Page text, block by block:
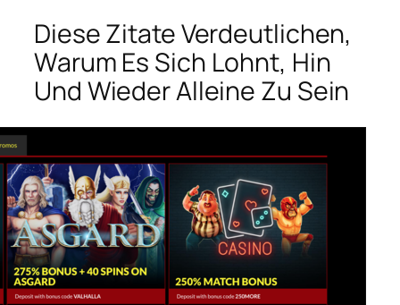
Diese Zitate Verdeutlichen,
Warum Es Sich Lohnt, Hin
Und Wieder Alleine Zu Sein